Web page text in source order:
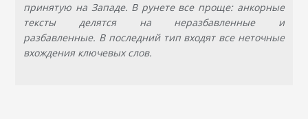
принятую на Западе. В рунете все проще: анкорные
тексты делятся на неразбавленные и
разбавленные. В последний тип входят все неточные
вхождения ключевых слов.